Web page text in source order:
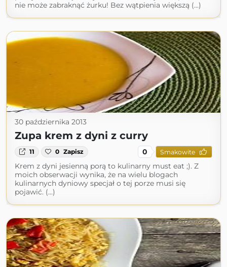
nie może zabraknąć żurku! Bez wątpienia większą (...)
30 października 2013
Zupa krem z dyni z curry
11 0 Zapisz 0 Smakowite
Krem z dyni jesienną porą to kulinarny must eat ;). Z
moich obserwacji wynika, że na wielu blogach
kulinarnych dyniowy specjał o tej porze musi się
pojawić. (...)